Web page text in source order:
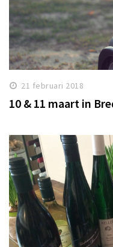
21 februari 2018
10 & 11 maart in